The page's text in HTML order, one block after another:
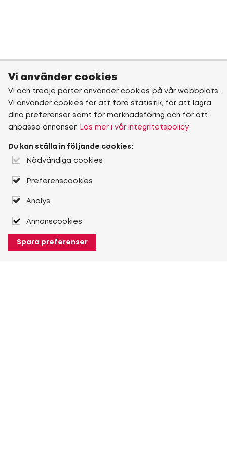
Vi använder cookies
Vi och tredje parter använder cookies på vår webbplats.
Vi använder cookies för att föra statistik, för att lagra
dina preferenser samt för marknadsföring och för att
anpassa annonser.
Läs mer i vår integritetspolicy
Du kan ställa in följande cookies:
Nödvändiga cookies
Preferenscookies
Analys
Annonscookies
Spara preferenser